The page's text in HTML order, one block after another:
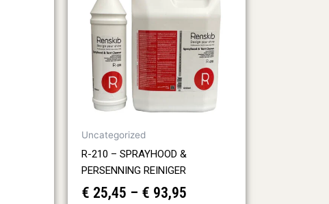
Uncategorized
R-210 – SPRAYHOOD &
PERSENNING REINIGER
€ 25,45 – € 93,95
€ 93,95
mehrere
Varianten
auf.
Die
Optionen
können
der
Produktseite
gewählt
werden